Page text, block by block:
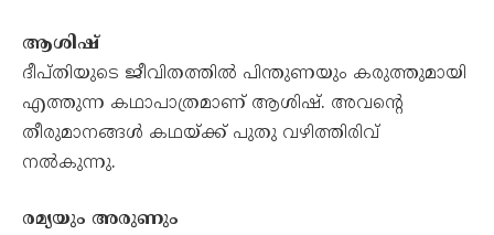
ആശിഷ്
ദീപ്തിയുടെ ജീവിതത്തിൽ പിന്തുണയും കരുത്തുമായി
എത്തുന്ന കഥാപാത്രമാണ് ആശിഷ്. അവന്റെ
തീരുമാനങ്ങൾ കഥയ്ക്ക് പുതു വഴിത്തിരിവ്
നൽകുന്നു.
രമ്യയും അരുണും